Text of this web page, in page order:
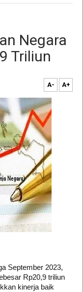
Negara
Triliun
A- A+
September 2023,
Rp20,9 triliun
kinerja baik